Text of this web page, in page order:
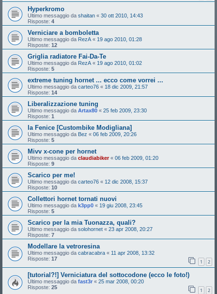
Hyperkromo
Ultimo messaggio da shaitan « 30 ott 2010, 14:43
Risposte: 4
Verniciare a bomboletta
Ultimo messaggio da RezA« 19 ago 2010, 01:28
Risposte: 12
Griglia radiatore Fai-Da-Te
Ultimo messaggio da RezA« 19 ago 2010, 01:02
Risposte: 5
extreme tuning hornet ... ecco come vorrei ...
Ultimo messaggio da carteo76 « 18 dic 2009, 21:57
Risposte: 14
Liberalizzazione tuning
Ultimo messaggio da Artax80 « 25 feb 2009, 23:30
Risposte: 1
la Fenice [Custombike Modigliana]
Ultimo messaggio da Bez « 06 feb 2009, 20:26
Risposte: 5
Mivv x-cone per hornet
Ultimo messaggio da claudiabiker« 06 feb 2009, 01:20
Risposte: 9
Scarico per me!
Ultimo messaggio da carteo76 « 12 dic 2008, 15:37
Risposte: 10
Collettori hornet tornati nuovi
Ultimo messaggio da k3pp0 « 19 giu 2008, 23:45
Risposte: 5
Scarico per la mia Tuonazza, quali?
Ultimo messaggio da solohornet « 23 apr 2008, 20:27
Risposte: 7
Modellare la vetroresina
Ultimo messaggio da cabracabra « 11 apr 2008, 13:32
Risposte: 17 1 2
[tutorial?!] Verniciatura del sottocodone (ecco le foto!)
Ultimo messaggio da fast3r « 25 mar 2008, 00:20
Risposte: 25 1 2